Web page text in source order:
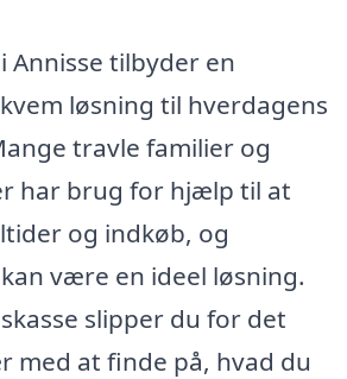
Annisse tilbyder en
løsning til hverdagens
travle familier og
har brug for hjælp til at
og indkøb, og
være en ideel løsning.
slipper du for det
med at finde på, hvad du